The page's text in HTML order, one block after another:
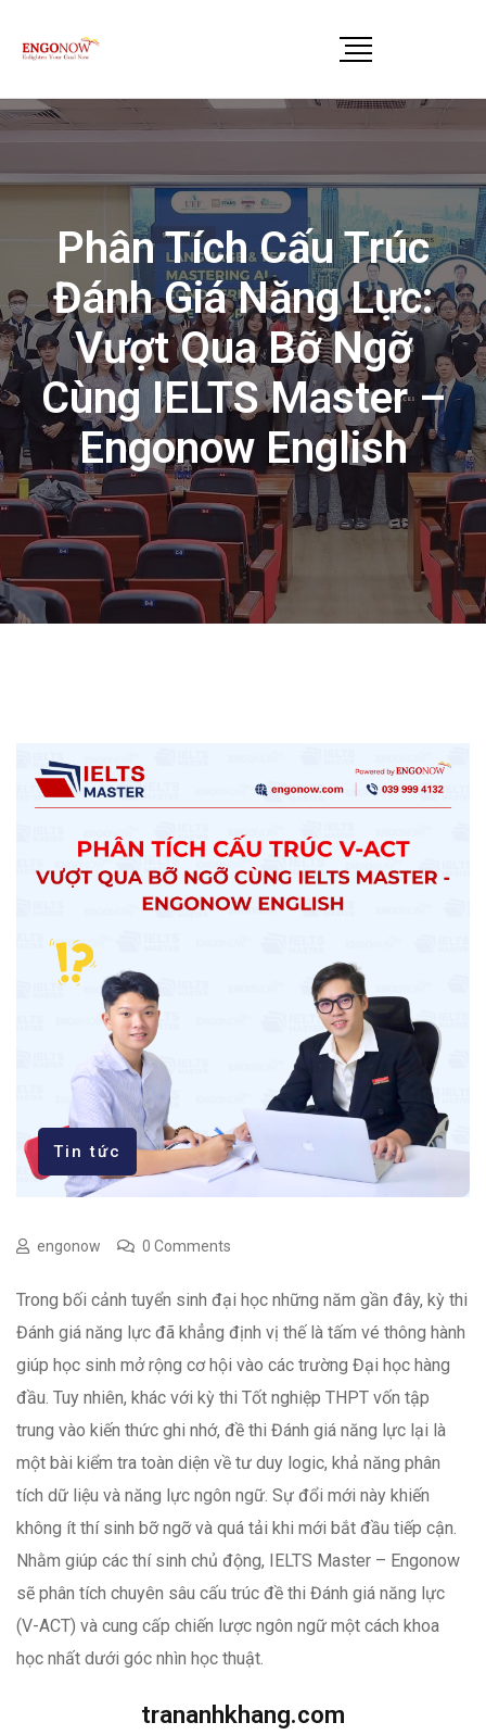
Phân Tích Cấu Trúc
Đánh Giá Năng Lực:
Vượt Qua Bỡ Ngỡ
Cùng IELTS Master –
Engonow English
Tin tức
engonow 0 Comments
Trong bối cảnh tuyển sinh đại học những năm gần đây, kỳ thi
Đánh giá năng lực đã khẳng định vị thế là tấm vé thông hành
giúp học sinh mở rộng cơ hội vào các trường Đại học hàng
đầu. Tuy nhiên, khác với kỳ thi Tốt nghiệp THPT vốn tập
trung vào kiến thức ghi nhớ, đề thi Đánh giá năng lực lại là
một bài kiểm tra toàn diện về tư duy logic, khả năng phân
tích dữ liệu và năng lực ngôn ngữ. Sự đổi mới này khiến
không ít thí sinh bỡ ngỡ và quá tải khi mới bắt đầu tiếp cận.
Nhằm giúp các thí sinh chủ động, IELTS Master – Engonow
sẽ phân tích chuyên sâu cấu trúc đề thi Đánh giá năng lực
(V-ACT) và cung cấp chiến lược ngôn ngữ một cách khoa
học nhất dưới góc nhìn học thuật.
trananhkhang.com